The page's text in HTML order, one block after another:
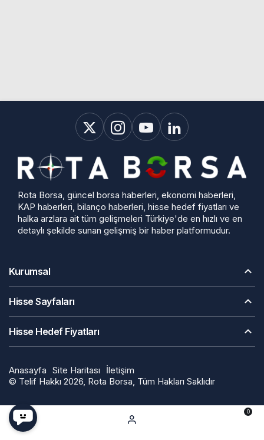
Rota Borsa, güncel borsa haberleri, ekonomi haberleri,
KAP haberleri, bilanço haberleri, hisse hedef fiyatları ve
halka arzlara ait tüm gelişmeleri Türkiye'de en hızlı ve en
detaylı şekilde sunan gelişmiş bir haber platformudur.
Kurumsal
Hisse Sayfaları
Hisse Hedef Fiyatları
Anasayfa Site Haritası
İletişim
© Telif Hakkı 2026, Rota Borsa, Tüm Hakları Saklıdır
Anasayfa
0